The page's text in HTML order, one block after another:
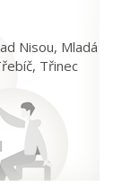
Nisou, Mladá
Třinec